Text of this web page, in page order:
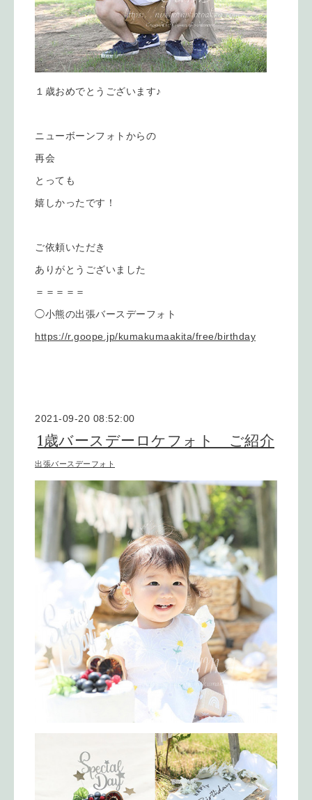
１歳おめでとうございます♪
ニューボーンフォトからの
再会
とっても
嬉しかったです！
ご依頼いただき
ありがとうございました
＝＝＝＝＝
◯小熊の出張バースデーフォト
https://r.goope.jp/kumakumaakita/free/birthday
2021-09-20 08:52:00
1歳バースデーロケフォト ご紹介
出張バースデーフォト